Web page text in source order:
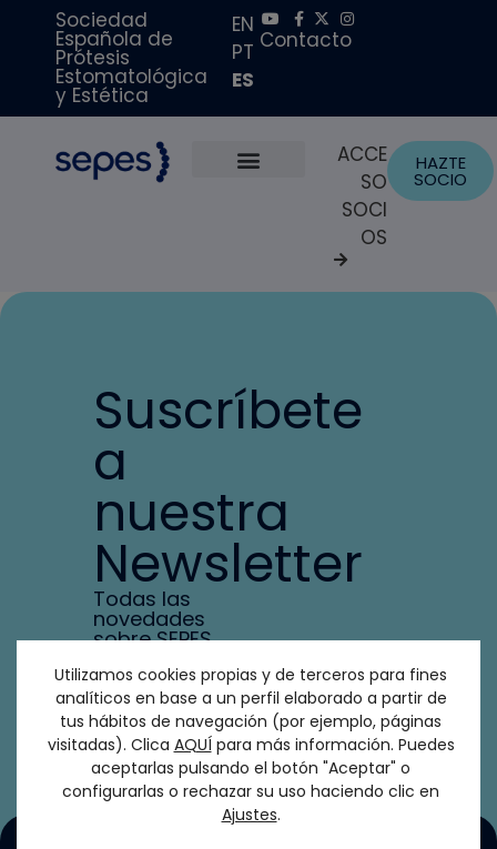
Sociedad
Española de
Prótesis
Estomatológica
y Estética
EN
PT
ES
Contacto
ACCE
SO
SOCI
OS
HAZTE
SOCIO
Suscríbete
a
nuestra
Newsletter
Todas las
novedades
sobre SEPES,
formaciones y
cursos en tu
bandeja de
entrada
Utilizamos cookies propias y de terceros para fines
analíticos en base a un perfil elaborado a partir de
tus hábitos de navegación (por ejemplo, páginas
visitadas). Clica AQUÍ para más información. Puedes
aceptarlas pulsando el botón "Aceptar" o
configurarlas o rechazar su uso haciendo clic en
Ajustes.